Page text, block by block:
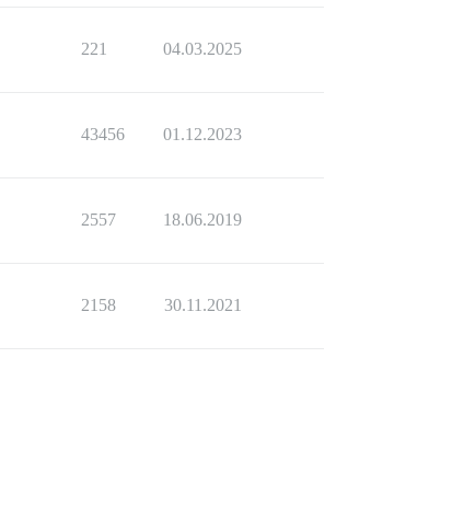
221 04.03.2025
43456 01.12.2023
2557 18.06.2019
2158 30.11.2021